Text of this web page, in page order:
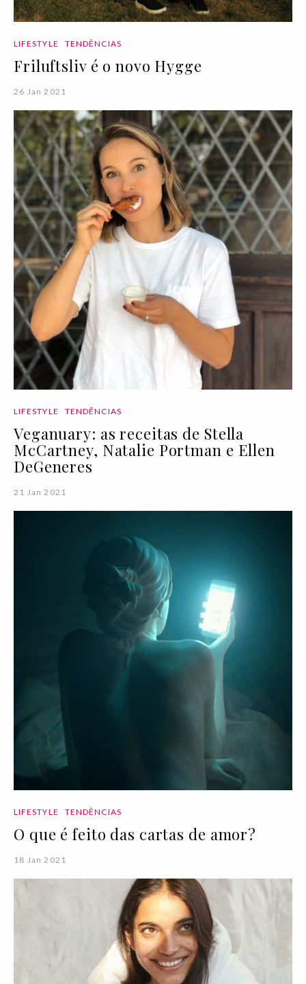
LIFESTYLE TENDÊNCIAS
Friluftsliv é o novo Hygge
26 Jan 2021
LIFESTYLE TENDÊNCIAS
Veganuary: as receitas de Stella
McCartney, Natalie Portman e Ellen
DeGeneres
21 Jan 2021
LIFESTYLE TENDÊNCIAS
O que é feito das cartas de amor?
18 Jan 2021